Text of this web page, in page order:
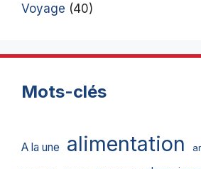
Voyage (40)
Mots-clés
A la une alimentation